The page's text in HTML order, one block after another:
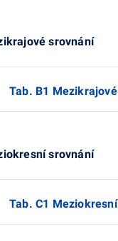
srovnání
Tab. B1
srovnání
Tab. C1